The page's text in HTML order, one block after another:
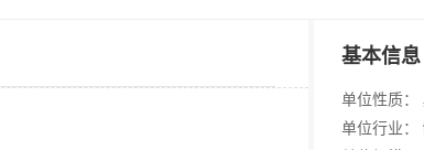
基本信息
单位性质：
单位行业：